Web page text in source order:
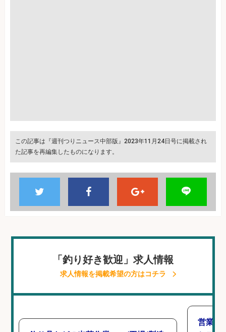
この記事は『週刊つりニュース中部版』2023年11月24日号に掲載され
た記事を再編集したものになります。
「釣り好き歓迎」求人情報
求人情報を掲載希望の方はコチラ
営業事